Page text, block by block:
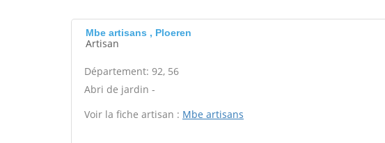
Mbe artisans , Ploeren
Artisan
Département: 92, 56
Abri de jardin -
Voir la fiche artisan : Mbe artisans